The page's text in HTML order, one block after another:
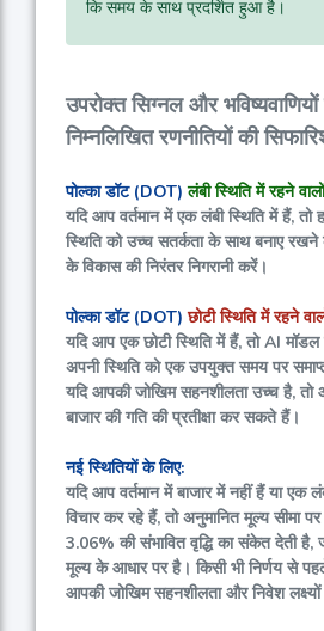
कि समय के साथ प्रदर्शित हुआ है।
उपरोक्त सिग्नल और
निम्नलिखित रणनीतियों की
पोल्का डॉट (DOT) लंबी स्थिति में रहने
यदि आप वर्तमान में एक लंबी स्थिति में हैं,
स्थिति को उच्च सतर्कता के साथ बनाए
के विकास की निरंतर निगरानी करें।
पोल्का डॉट (DOT) छोटी स्थिति में रहने
यदि आप एक छोटी स्थिति में हैं, तो AI
अपनी स्थिति को एक उपयुक्त समय पर
यदि आपकी जोखिम सहनशीलता उच्च है,
बाजार की गति की प्रतीक्षा कर सकते हैं।
नई स्थितियों के लिए:
यदि आप वर्तमान में बाजार में नहीं हैं या एक
विचार कर रहे हैं, तो अनुमानित मूल्य सीमा
3.06% की संभावित वृद्धि का संकेत देती
मूल्य के आधार पर है। किसी भी निर्णय से
आपकी जोखिम सहनशीलता और निवेश